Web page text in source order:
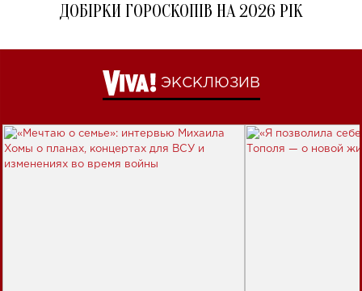
ДОБІРКИ ГОРОСКОПІВ НА 2026 РІК
ЭКСКЛЮЗИВ